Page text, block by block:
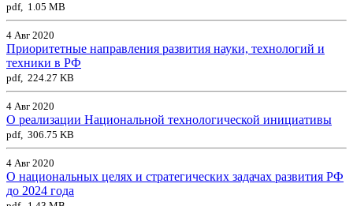
pdf, 1.05 MB
4 Авг 2020
Приоритетные направления развития науки, технологий и
техники в РФ
pdf, 224.27 KB
4 Авг 2020
О реализации Национальной технологической инициативы
pdf, 306.75 KB
4 Авг 2020
О национальных целях и стратегических задачах развития РФ
до 2024 года